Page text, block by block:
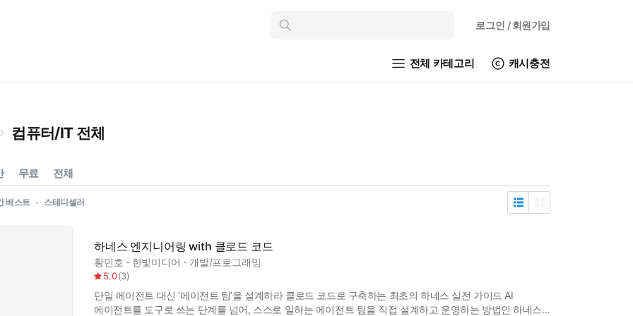
인
로그인 / 회원가입
전체 카테고리 캐시충전
컴퓨터/IT 전체
무료 전체
베스트 스테디셀러
하네스 엔지니어링 with 클로드 코드
황민호 한빛미디어 개발/프로그래밍
5.0(3)
단일 에이전트 대신 ‘에이전트 팀’을 설계하라 클로드 코드로 구축하는 최초의 하네스 실전 가이드 AI
에이전트를 도구로 쓰는 단계를 넘어, 스스로 일하는 에이전트 팀을 직접 설계하고 운영하는 방법인 하네스